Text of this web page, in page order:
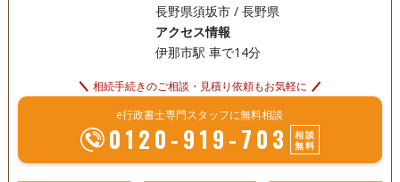
長野県須坂市 / 長野県
アクセス情報
伊那市駅 車で14分
相続手続きのご相談・見積り依頼もお気軽に
e行政書士専門スタッフに無料相談
0120-919-703
相談
無料